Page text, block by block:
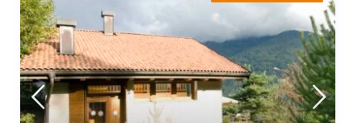
Data
13/02/2022
Cinzia
Commento
Un bel fine settimana in famiglia nella tranquillità di Centa San
Nicolò